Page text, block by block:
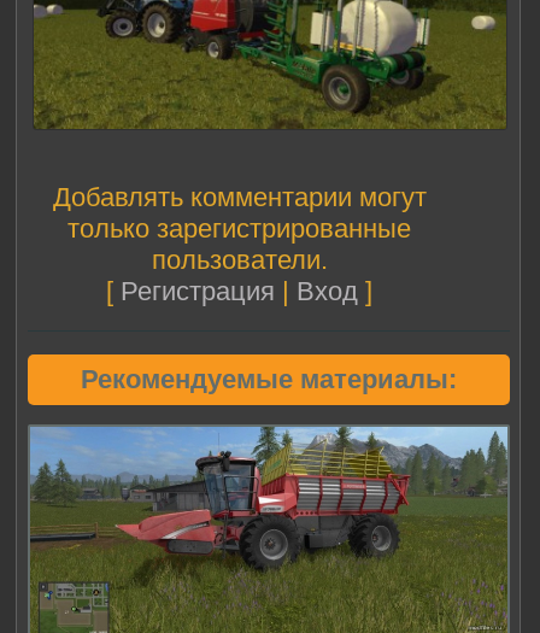
Добавлять комментарии могут
только зарегистрированные
пользователи.
[ Регистрация | Вход ]
Рекомендуемые материалы: